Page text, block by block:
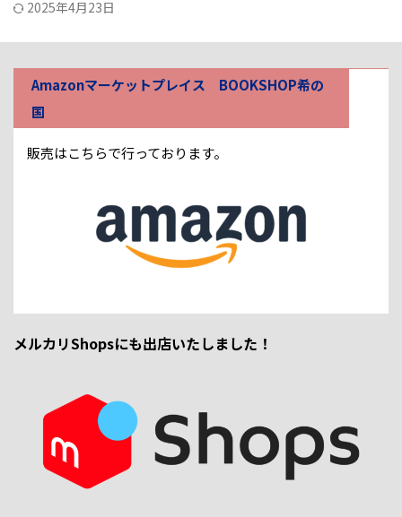
2025年4月23日
Amazonマーケットプレイス BOOKSHOP希の
国
販売はこちらで行っております。
メルカリShopsにも出店いたしました！